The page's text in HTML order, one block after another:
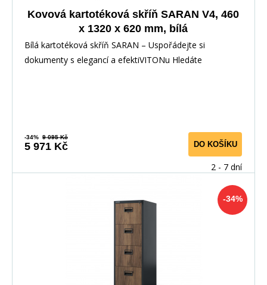
Kovová kartotéková skříň SARAN V4, 460
x 1320 x 620 mm, bílá
Bílá kartotéková skříň SARAN – Uspořádejte si
dokumenty s elegancí a efektiVITONu Hledáte
-34% 9 095 Kč
5 971 Kč DO KOŠÍKU
2 - 7 dní
-34%